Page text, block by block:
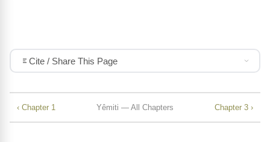
Cite / Share This Page
‹ Chapter 1 Yêmiti — All Chapters Chapter 3 ›